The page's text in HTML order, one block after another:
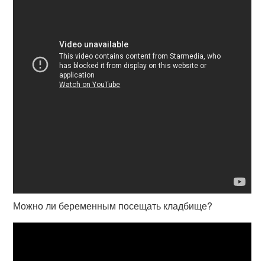
Можно ли беременным посещать кладбище?